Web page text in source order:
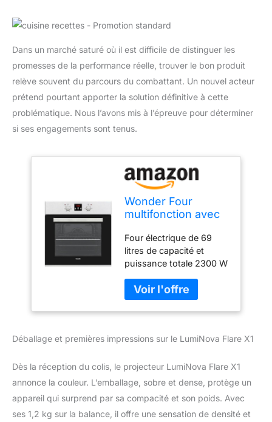
Dans un marché saturé où il est difficile de distinguer les
promesses de la performance réelle, trouver le bon produit
relève souvent du parcours du combattant. Un nouvel acteur
prétend pourtant apporter la solution définitive à cette
problématique. Nous l’avons mis à l’épreuve pour déterminer
si ses engagements sont tenus.
Wonder Four
multifonction avec
WHM6700DX.
Capacité 69 litres,
2300 W, 6
programmes,
intérieur émaillé,
nettoyage facile,
classe A
Four électrique de 69
litres de capacité et
puissance totale 2300 W
énergétique A Esthétique
inox avec porte double
vitrage Dispose d'un
les plateaux et d'un
Panneau de commande
électronique avec
affichage LED et
commandes standard,
thermostat mécanique et
Déballage et premières impressions sur le LumiNova Flare X1
Dès la réception du colis, le projecteur LumiNova Flare X1
annonce la couleur. L’emballage, sobre et dense, protège un
appareil qui surprend par sa compacité et son poids. Avec
ses 1,2 kg sur la balance, il offre une sensation de densité et